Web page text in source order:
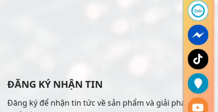
ĐĂNG KÝ NHẬN TIN
Đăng ký để nhận tin tức về sản phẩm và giải pháp mới